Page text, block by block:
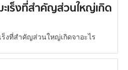
ะเร็งที่สำคัญส่วนใหญ่เกิด
ร็งที่สำคัญส่วนใหญ่เกิดจาอะไร